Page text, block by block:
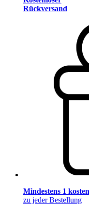
Rückversand
Mindestens 1
zu jeder Bestellung